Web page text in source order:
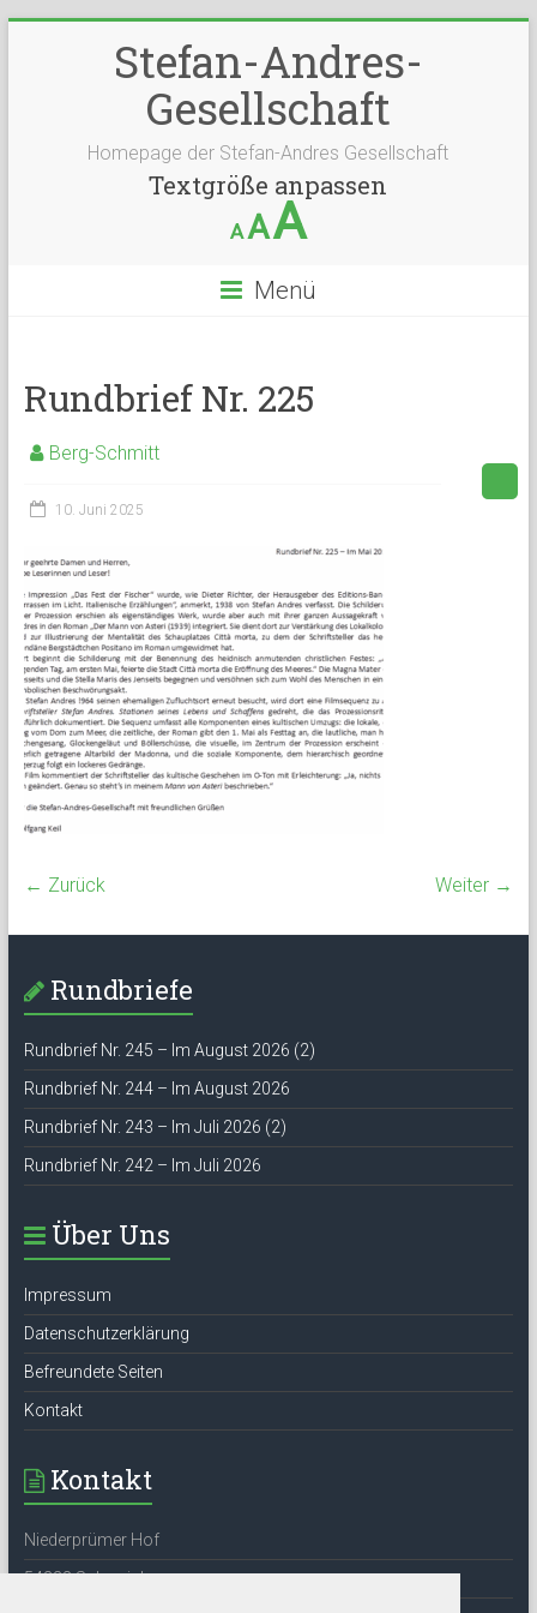
Stefan-Andres-
Gesellschaft
Homepage der Stefan-Andres Gesellschaft
Textgröße anpassen
AAA
Menü
Rundbrief Nr. 225
Berg-Schmitt
10. Juni 2025
← Zurück Weiter →
Rundbriefe
Rundbrief Nr. 245 – Im August 2026 (2)
Rundbrief Nr. 244 – Im August 2026
Rundbrief Nr. 243 – Im Juli 2026 (2)
Rundbrief Nr. 242 – Im Juli 2026
Über Uns
Impressum
Datenschutzerklärung
Befreundete Seiten
Kontakt
Kontakt
Niederprümer Hof
54338 Schweich